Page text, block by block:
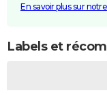
En savoir plus sur
Labels et